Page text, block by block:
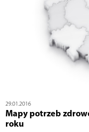
29.01.2016
Mapy potrzeb
roku